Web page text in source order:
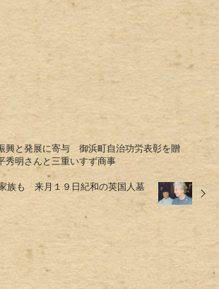
興と発展に寄与 御浜町自治功労表彰を贈
明さんと三重いすず商事
族も 来月１９日紀和の英国人墓